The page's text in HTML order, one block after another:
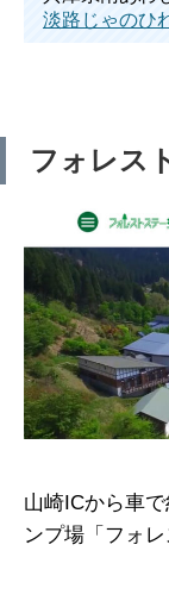
淡路じゃのひ
フォレス
山崎ICから車
ンプ場「フォ